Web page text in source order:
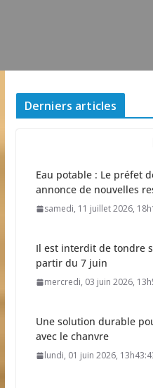
Derniers articles
Eau potable : Le préfet
annonce de nouvelles
samedi, 11 juillet 2026,
Il est interdit de tondre
partir du 7 juin
mercredi, 03 juin 2026,
Une solution durable
avec le chanvre
lundi, 01 juin 2026,